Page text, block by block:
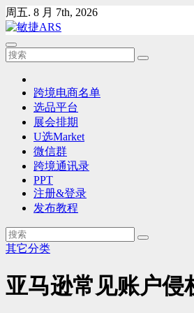
Skip
to
content
周五. 8 月 7th, 2026
跨境电商名单
选品平台
展会排期
U选Market
微信群
跨境通讯录
PPT
注册&登录
发布教程
其它分类
亚马逊常见账户侵